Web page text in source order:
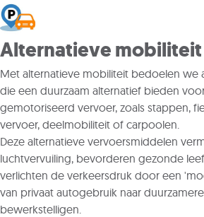
Alternatieve mobiliteit
Met alternatieve mobiliteit bedoelen we
die een duurzaam alternatief bieden
gemotoriseerd vervoer, zoals stappen,
vervoer, deelmobiliteit of carpoolen.
Deze alternatieve vervoersmiddelen
luchtvervuiling, bevorderen gezonde
verlichten de verkeersdruk door een
van privaat autogebruik naar
bewerkstelligen.